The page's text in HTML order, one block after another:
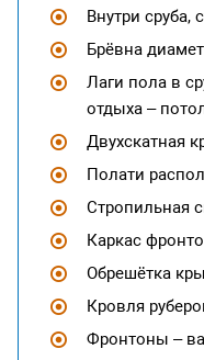
Внутри сруба,
Брёвна
Лаги пола в
отдыха –
Двухскатная
Полати
Стропильная
Каркас
Обрешётка
Кровля
Фронтоны –